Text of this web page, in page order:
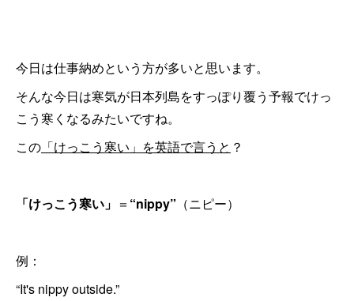
今日は仕事納めという方が多いと思います。
そんな今日は寒気が日本列島をすっぽり覆う予報でけっ
こう寒くなるみたいですね。
この 「けっこう寒い」を英語で言うと ？
「けっこう寒い」 ＝ “nippy” （ニピー）
例：
“It's nippy outside.”